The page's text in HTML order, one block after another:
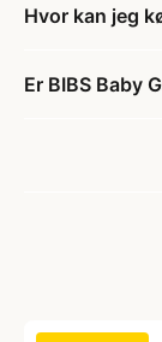
Hvor kan jeg
Er BIBS Baby